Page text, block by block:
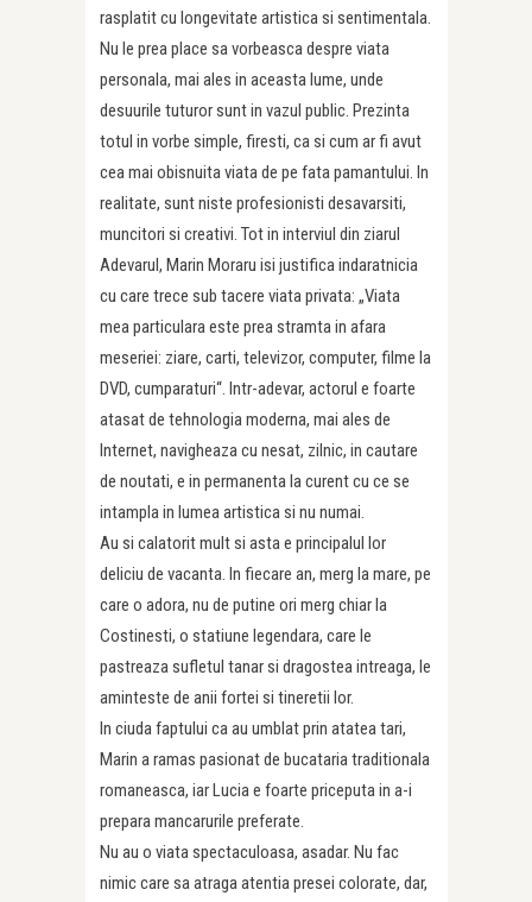
rasplatit cu longevitate artistica si sentimentala.
Nu le prea place sa vorbeasca despre viata
personala, mai ales in aceasta lume, unde
desuurile tuturor sunt in vazul public. Prezinta
totul in vorbe simple, firesti, ca si cum ar fi avut
cea mai obisnuita viata de pe fata pamantului. In
realitate, sunt niste profesionisti desavarsiti,
muncitori si creativi. Tot in interviul din ziarul
Adevarul, Marin Moraru isi justifica indaratnicia
cu care trece sub tacere viata privata: „Viata
mea particulara este prea stramta in afara
meseriei: ziare, carti, televizor, computer, filme la
DVD, cumparaturi“. Intr-adevar, actorul e foarte
atasat de tehnologia moderna, mai ales de
Internet, navigheaza cu nesat, zilnic, in cautare
de noutati, e in permanenta la curent cu ce se
intampla in lumea artistica si nu numai.
Au si calatorit mult si asta e principalul lor
deliciu de vacanta. In fiecare an, merg la mare, pe
care o adora, nu de putine ori merg chiar la
Costinesti, o statiune legendara, care le
pastreaza sufletul tanar si dragostea intreaga, le
aminteste de anii fortei si tineretii lor.
In ciuda faptului ca au umblat prin atatea tari,
Marin a ramas pasionat de bucataria traditionala
romaneasca, iar Lucia e foarte priceputa in a-i
prepara mancarurile preferate.
Nu au o viata spectaculoasa, asadar. Nu fac
nimic care sa atraga atentia presei colorate, dar,